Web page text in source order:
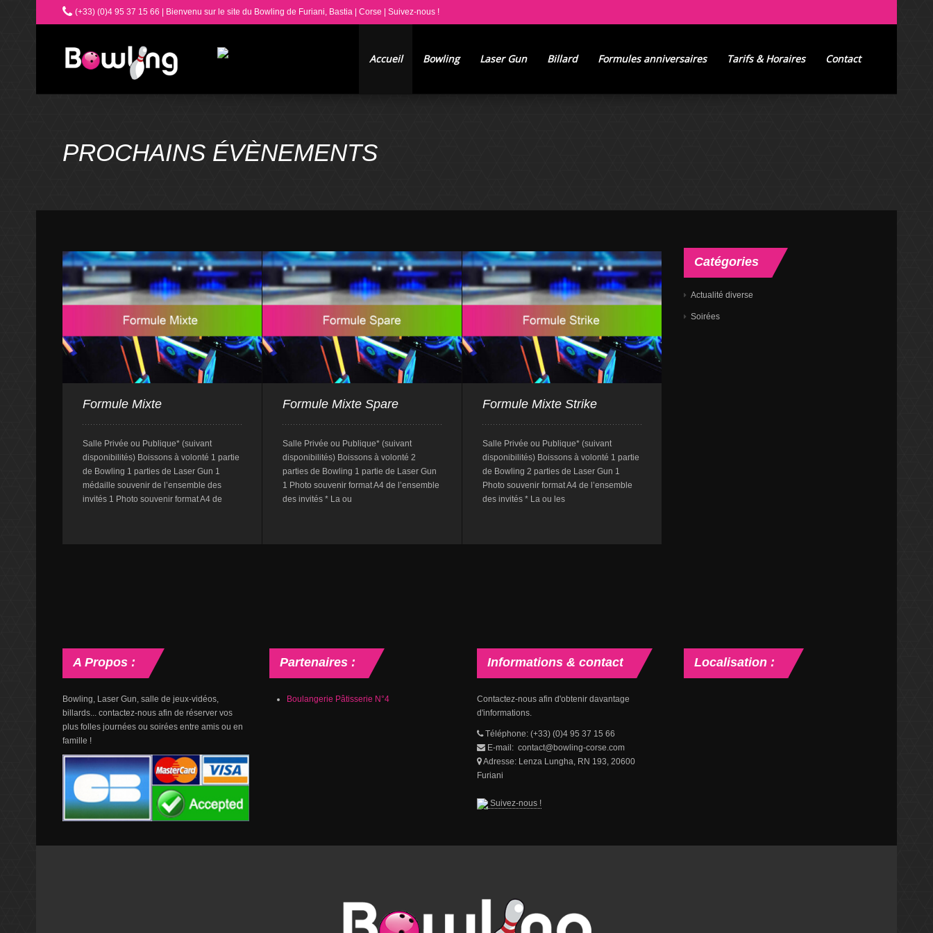
(+33) (0)4 95 37 15 66 | Bienvenu sur le site du Bowling de Furiani, Bastia | Corse Suivez-nous !
Accueil Bowling Laser Gun Billard Formules anniversaires Tarifs & Horaires Contact
PROCHAINS ÉVÈNEMENTS
Formule Mixte
Salle Privée ou Publique* (suivant
disponibilités) Boissons à volonté 1 partie
de Bowling 1 parties de Laser Gun 1
médaille souvenir de l’ensemble des
invités 1 Photo souvenir format A4 de
Formule Mixte Spare
Salle Privée ou Publique* (suivant
disponibilités) Boissons à volonté 2
parties de Bowling 1 partie de Laser Gun
1 Photo souvenir format A4 de l’ensemble
des invités * La ou
Formule Mixte Strike
Salle Privée ou Publique* (suivant
disponibilités) Boissons à volonté 1 partie
de Bowling 2 parties de Laser Gun 1
Photo souvenir format A4 de l’ensemble
des invités * La ou les
Catégories
Actualité diverse
Soirées
A Propos :
Bowling, Laser Gun, salle de jeux-vidéos,
billards... contactez-nous afin de réserver vos
plus folles journées ou soirées entre amis ou en
famille !
Partenaires :
Boulangerie Pâtisserie N°4
Informations& contact
Contactez-nous afin d'obtenir davantage
d'informations.
Téléphone: (+33) (0)4 95 37 15 66
E-mail: contact@bowling-corse.com
Adresse: Lenza Lungha, RN 193, 20600
Furiani
Suivez-nous !
Localisation :